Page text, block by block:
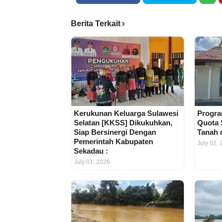
Berita Terkait
Kerukunan Keluarga Sulawesi
Selatan [KKSS] Dikukuhkan,
Siap Bersinergi Dengan
Pemerintah Kabupaten
Sekadau :
July 01, 2026
Quota
Tanah
July 02,